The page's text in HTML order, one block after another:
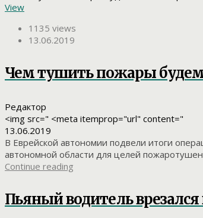
View
1135 views
13.06.2019
Чем тушить пожары
Редактор
<img src=" <meta itemprop="url" content="
13.06.2019
В Еврейской автономии подвели итоги
автономной области для целей
Continue reading
Пьяный водитель